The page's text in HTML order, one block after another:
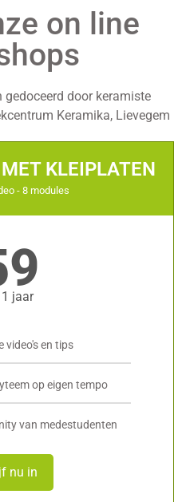
on line
door keramiste
Keramika, Lievegem
KLEIPLATEN
- 8 modules
jaar
video's en tips
op eigen tempo
van medestudenten
nu in